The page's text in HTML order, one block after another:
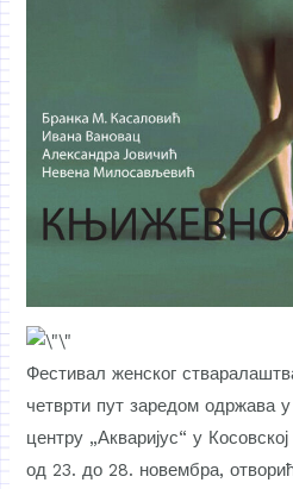
Фестивал женског
четврти пут заредом одржава
центру „Акваријус“ у
од 23. до 28. новембра,